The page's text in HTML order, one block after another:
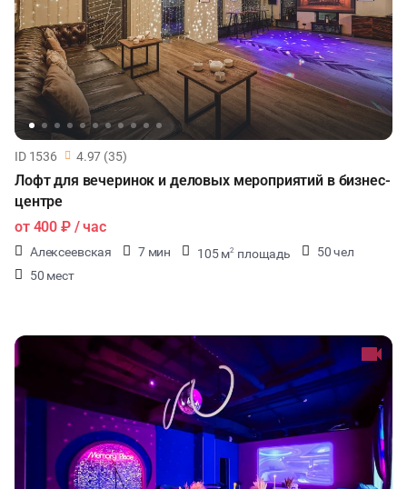
ID 1536 4.97 (35)
Лофт для вечеринок и деловых мероприятий в бизнес-
центре
от 400 ₽/ час
Алексеевская 7 мин 105 м2 площадь
50 чел
50 мест